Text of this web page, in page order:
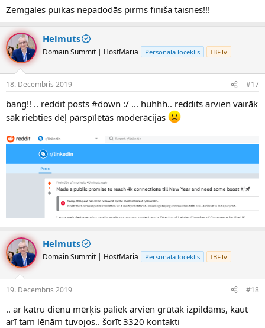
Zemgales puikas nepadodās pirms finiša taisnes!!!
Helmuts
Domain Summit | HostMaria Personāla loceklis IBF.lv
18. Decembris 2019 #17
bang!! .. reddit posts #down :/ ... huhhh.. reddits arvien vairāk
sāk riebties dēļ pārspīlētās moderācijas
Helmuts
Domain Summit | HostMaria Personāla loceklis IBF.lv
19. Decembris 2019 #18
.. ar katru dienu mērķis paliek arvien grūtāk izpildāms, kaut
arī tam lēnām tuvojos.. šorīt 3320 kontakti